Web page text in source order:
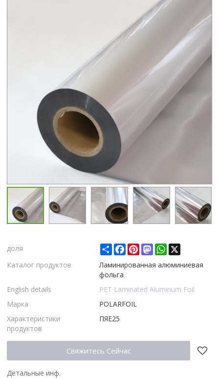
доля ShareFacebook
PinterestMastodonWhatsApp
Каталог продуктов
Ламинированная алюминиевая
фольга
English details
PET Laminated Aluminum Foil
Марка
POLARFOIL
Характеристики
продуктов
ПЯЕ25
Свяжитесь Сейчас
Детальные инф.